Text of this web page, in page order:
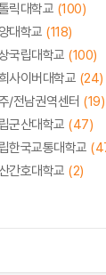
릭대학교 (100)
대학교 (118)
국립대학교 (100)
사이버대학교 (24)
/전남권역센터 (19)
군산대학교 (47)
한국교통대학교
간호대학교 (2)